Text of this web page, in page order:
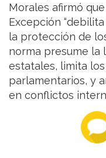
Morales afirmó
Excepción
la protección de
norma presume la
estatales, limita
parlamentarios, y
en conflictos